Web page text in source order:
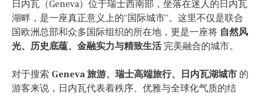
日内瓦（Geneva）位于瑞士西南部，坐落在迷人的日内瓦
湖畔，是一座真正意义上的“国际城市”。这里不仅是联合
国欧洲总部和众多国际组织的所在地，更是一座将 自然风
光、历史底蕴、金融实力与精致生活完美融合的城市。
对于搜索 Geneva 旅游、瑞士高端旅行、日内瓦湖城市 的
游客来说，日内瓦代表着秩序、优雅与全球化气质的结